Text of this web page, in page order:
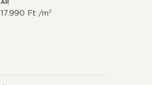
ÁR
17.990 Ft /m²